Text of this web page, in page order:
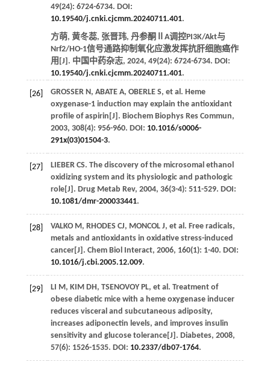
49(24): 6724-6734. DOI:
10.19540/j.cnki.cjcmm.20240711.401.
方萌, 黄冬蕊, 张晋玮, 丹参酮ⅡA调控PI3K/Akt与
Nrf2/HO-1信号通路抑制氧化应激发挥抗肝细胞癌作
用[J]. 中国中药杂志, 2024, 49(24): 6724-6734. DOI:
10.19540/j.cnki.cjcmm.20240711.401.
[26] GROSSER N, ABATE A, OBERLE S, et al. Heme
oxygenase-1 induction may explain the antioxidant
profile of aspirin[J]. Biochem Biophys Res Commun,
2003, 308(4): 956-960. DOI: 10.1016/s0006-
291x(03)01504-3.
[27] LIEBER CS. The discovery of the microsomal ethanol
oxidizing system and its physiologic and pathologic
role[J]. Drug Metab Rev, 2004, 36(3-4): 511-529. DOI:
10.1081/dmr-200033441.
[28] VALKO M, RHODES CJ, MONCOL J, et al. Free radicals,
metals and antioxidants in oxidative stress-induced
cancer[J]. Chem Biol Interact, 2006, 160(1): 1-40. DOI:
10.1016/j.cbi.2005.12.009.
[29] LI M, KIM DH, TSENOVOY PL, et al. Treatment of
obese diabetic mice with a heme oxygenase inducer
reduces visceral and subcutaneous adiposity,
increases adiponectin levels, and improves insulin
sensitivity and glucose tolerance[J]. Diabetes, 2008,
57(6): 1526-1535. DOI: 10.2337/db07-1764.